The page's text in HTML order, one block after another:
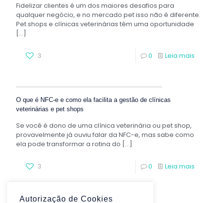
Fidelizar clientes é um dos maiores desafios para
qualquer negócio, e no mercado pet isso não é diferente.
Pet shops e clínicas veterinárias têm uma oportunidade
[…]
3 0 Leia mais
O que é NFC-e e como ela facilita a gestão de clínicas
veterinárias e pet shops
Se você é dono de uma clínica veterinária ou pet shop,
provavelmente já ouviu falar da NFC-e, mas sabe como
ela pode transformar a rotina do […]
3 0 Leia mais
Autorização de Cookies